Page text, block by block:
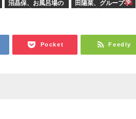
沼晶保、お風呂場の
田陽菜、グループ卒
Pocket Feedly